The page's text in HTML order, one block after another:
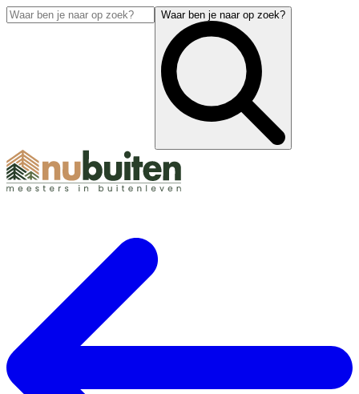
Waar ben je naar op zoek?